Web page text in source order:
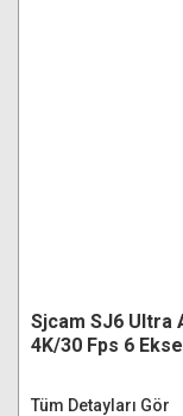
Sjcam SJ6 Ultra
4K/30 Fps 6
Tüm Detayları Gör